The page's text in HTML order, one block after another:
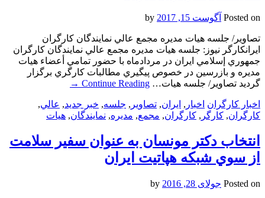
Posted on آگوست 15, 2017
تصاویر/ جلسه هيات مديره مجمع عالي نمايندگان كارگران
ايرانکارگر نیوز: جلسه هيات مديره مجمع عالي نمايندگان كارگران
جمهوري إسلامي ايران در مردادماه با حضور تمامي أعضاء هيات
مديره و بازرسين در خصوص پيگيري مطالبات كارگري برگزار
گرديد تصاویر/ جلسه هيات… Continue Reading
→
اخبار کارگران اخبار , ايران, تصاویر , جلسه, خبر جدید, عالي,
كارگران, کارگر , کارگران, مجمع, مديره, نمايندگان, هيات
انتخاب دكتر مونسان به عنوان سفير سلامت
از سوي شبكه هپاتيت ايران
Posted on جولای 28, 2016